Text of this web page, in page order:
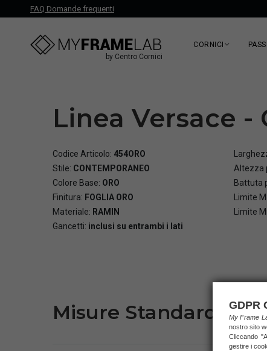
FAQ Domande frequenti
by Centro Cornici
CORNICI
Linea Versace -
Codice Articolo: 454ORO
Stile: CONTEMPORANEO
Colore Base: ORO
Finitura: FOGLIA ORO
Materiale: RAMIN
Gancetti: inclusi su entrambi i lati
Altezza
Battuta
Limite
Limite
Misure Standard GDPR
My Frame
nostro sito
Cliccando
gestire i